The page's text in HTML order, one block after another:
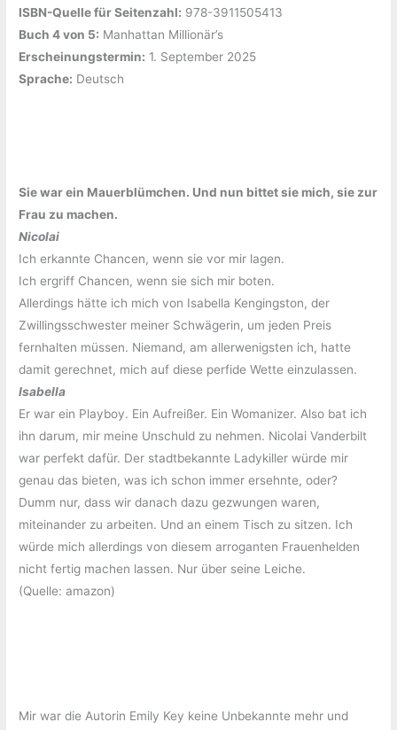
ISBN-Quelle für Seitenzahl: 978-3911505413
Buch 4 von 5: ‎Manhattan Millionär’s
Erscheinungstermin: ‎1. September 2025
Sprache: ‎Deutsch
Sie war ein Mauerblümchen. Und nun bittet sie mich, sie zur
Frau zu machen.
Nicolai
Ich erkannte Chancen, wenn sie vor mir lagen.
Ich ergriff Chancen, wenn sie sich mir boten.
Allerdings hätte ich mich von Isabella Kengingston, der
Zwillingsschwester meiner Schwägerin, um jeden Preis
fernhalten müssen. Niemand, am allerwenigsten ich, hatte
damit gerechnet, mich auf diese perfide Wette einzulassen.
Isabella
Er war ein Playboy. Ein Aufreißer. Ein Womanizer. Also bat ich
ihn darum, mir meine Unschuld zu nehmen. Nicolai Vanderbilt
war perfekt dafür. Der stadtbekannte Ladykiller würde mir
genau das bieten, was ich schon immer ersehnte, oder?
Dumm nur, dass wir danach dazu gezwungen waren,
miteinander zu arbeiten. Und an einem Tisch zu sitzen. Ich
würde mich allerdings von diesem arroganten Frauenhelden
nicht fertig machen lassen. Nur über seine Leiche.
(Quelle: amazon)
Mir war die Autorin Emily Key keine Unbekannte mehr und